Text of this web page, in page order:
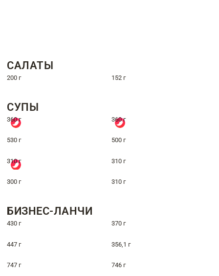
САЛАТЫ
200 г 152 г
СУПЫ
360 г 360 г
530 г 500 г
310 г 310 г
300 г 310 г
БИЗНЕС-ЛАНЧИ
430 г 370 г
447 г 356,1 г
747 г 746 г